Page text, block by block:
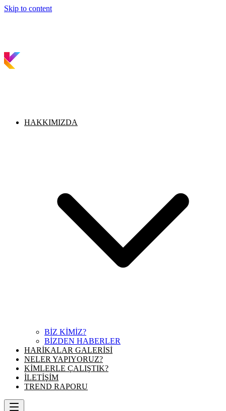
Skip to content
HAKKIMIZDA
BİZ KİMİZ?
BİZDEN HABERLER
HARİKALAR GALERİSİ
NELER YAPIYORUZ?
KİMLERLE ÇALIŞTIK?
İLETİŞİM
TREND RAPORU